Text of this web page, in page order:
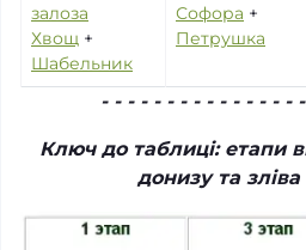
залоза
Хвощ +
Шабельник
Софора +
Петрушка
- - - - - - - - - - - - - - -
Ключ до таблиці: етапи
донизу та